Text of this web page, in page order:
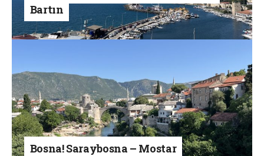
Bartın
Bosna! Saraybosna – Mostar